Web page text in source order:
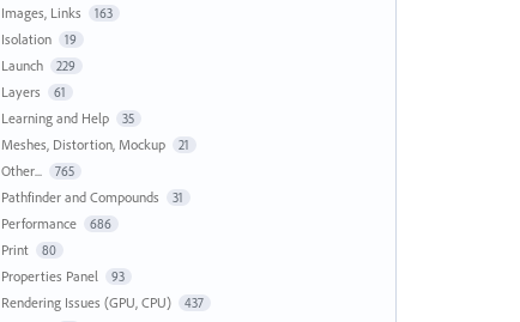
Images, Links 163
Isolation 19
Launch 229
Layers 61
Learning and Help 35
Meshes, Distortion, Mockup 21
Other... 765
Pathfinder and Compounds 31
Performance 686
Print 80
Properties Panel 93
Rendering Issues (GPU, CPU) 437